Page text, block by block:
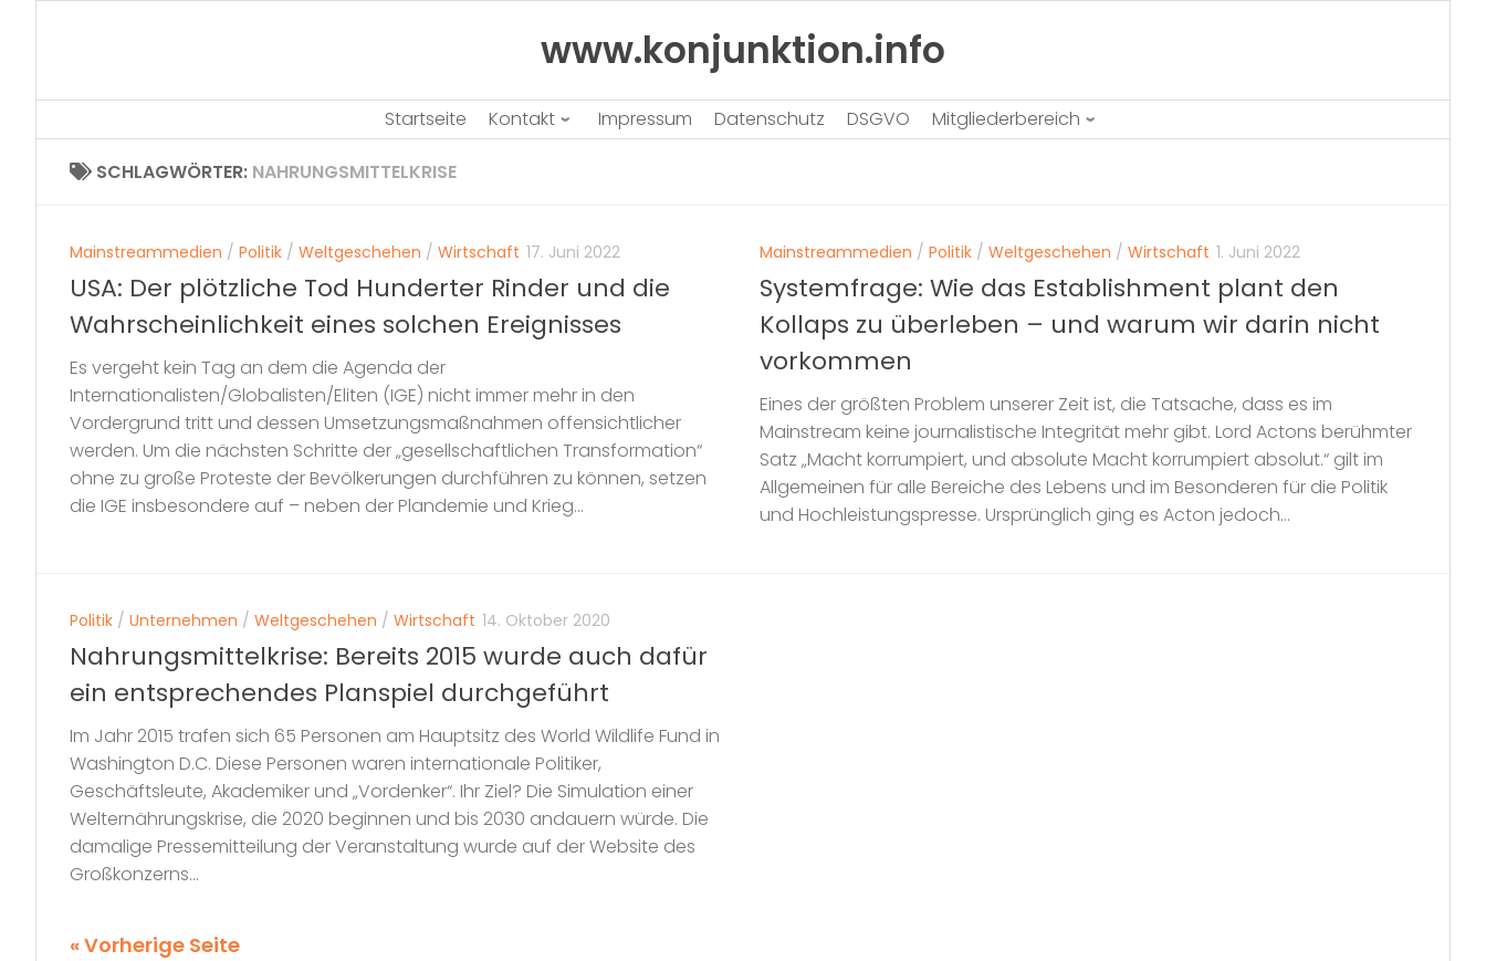
www.konjunktion.info
Startseite Kontakt Impressum Datenschutz DSGVO Mitgliederbereich
SCHLAGWÖRTER: NAHRUNGSMITTELKRISE
Mainstreammedien / Politik / Weltgeschehen / Wirtschaft 17. Juni 2022
USA: Der plötzliche Tod Hunderter Rinder und die
Wahrscheinlichkeit eines solchen Ereignisses
Es vergeht kein Tag an dem die Agenda der
Internationalisten/Globalisten/Eliten (IGE) nicht immer mehr in den
Vordergrund tritt und dessen Umsetzungsmaßnahmen offensichtlicher
werden. Um die nächsten Schritte der „gesellschaftlichen Transformation“
ohne zu große Proteste der Bevölkerungen durchführen zu können, setzen
die IGE insbesondere auf – neben der Plandemie und Krieg...
Mainstreammedien / Politik / Weltgeschehen / Wirtschaft 1. Juni 2022
Systemfrage: Wie das Establishment plant den
Kollaps zu überleben – und warum wir darin nicht
vorkommen
Eines der größten Problem unserer Zeit ist, die Tatsache, dass es im
Mainstream keine journalistische Integrität mehr gibt. Lord Actons berühmter
Satz „Macht korrumpiert, und absolute Macht korrumpiert absolut.“ gilt im
Allgemeinen für alle Bereiche des Lebens und im Besonderen für die Politik
und Hochleistungspresse. Ursprünglich ging es Acton jedoch...
Politik / Unternehmen / Weltgeschehen / Wirtschaft 14. Oktober 2020
Nahrungsmittelkrise: Bereits 2015 wurde auch dafür
ein entsprechendes Planspiel durchgeführt
Im Jahr 2015 trafen sich 65 Personen am Hauptsitz des World Wildlife Fund in
Washington D.C. Diese Personen waren internationale Politiker,
Geschäftsleute, Akademiker und „Vordenker“. Ihr Ziel? Die Simulation einer
Welternährungskrise, die 2020 beginnen und bis 2030 andauern würde. Die
damalige Pressemitteilung der Veranstaltung wurde auf der Website des
Großkonzerns...
« Vorherige Seite